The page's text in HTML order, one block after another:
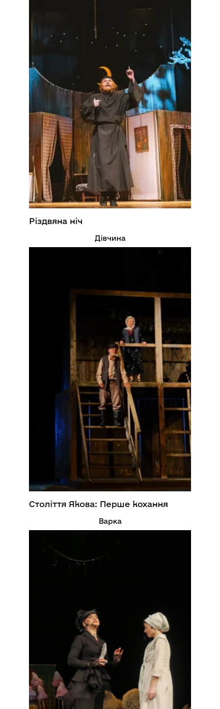
Різдвяна ніч
Дівчина
Століття Якова: Перше кохання
Варка